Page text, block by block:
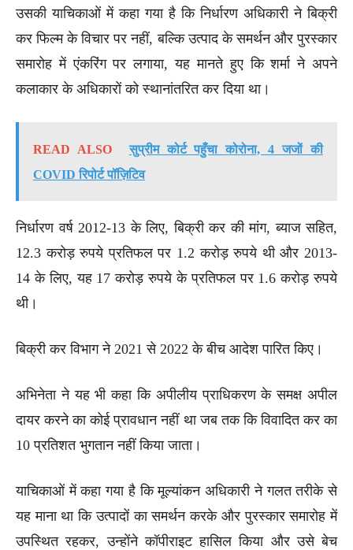
उसकी याचिकाओं में कहा गया है कि निर्धारण अधिकारी ने बिक्री
कर फिल्म के विचार पर नहीं, बल्कि उत्पाद के समर्थन और पुरस्कार
समारोह में एंकरिंग पर लगाया, यह मानते हुए कि शर्मा ने अपने
कलाकार के अधिकारों को स्थानांतरित कर दिया था।
READ ALSO
सुप्रीम कोर्ट पहुँचा कोरोना, 4 जजों की
COVID रिपोर्ट पॉज़िटिव
निर्धारण वर्ष 2012-13 के लिए, बिक्री कर की मांग, ब्याज सहित,
12.3 करोड़ रुपये प्रतिफल पर 1.2 करोड़ रुपये थी और 2013-
14 के लिए, यह 17 करोड़ रुपये के प्रतिफल पर 1.6 करोड़ रुपये
थी।
बिक्री कर विभाग ने 2021 से 2022 के बीच आदेश पारित किए।
अभिनेता ने यह भी कहा कि अपीलीय प्राधिकरण के समक्ष अपील
दायर करने का कोई प्रावधान नहीं था जब तक कि विवादित कर का
10 प्रतिशत भुगतान नहीं किया जाता।
याचिकाओं में कहा गया है कि मूल्यांकन अधिकारी ने गलत तरीके से
यह माना था कि उत्पादों का समर्थन करके और पुरस्कार समारोह में
उपस्थित रहकर, उन्होंने कॉपीराइट हासिल किया और उसे बेच